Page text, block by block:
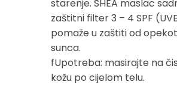
starenje. SHEA maslac
zaštitni filter 3 – 4 SPF
pomaže u zaštiti od
sunca.
fUpotreba: masirajte na
kožu po cijelom telu.